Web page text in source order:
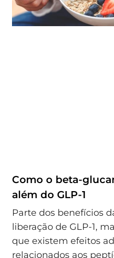
Como o beta-
além do GLP-1
Parte dos benefícios
liberação de GLP-1,
que existem efeitos
relacionados aos